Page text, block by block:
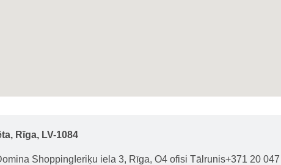
Rīga, LV-1084
ShoppingIeriķu iela 3, Rīga, O4 ofisi Tālrunis+371 20